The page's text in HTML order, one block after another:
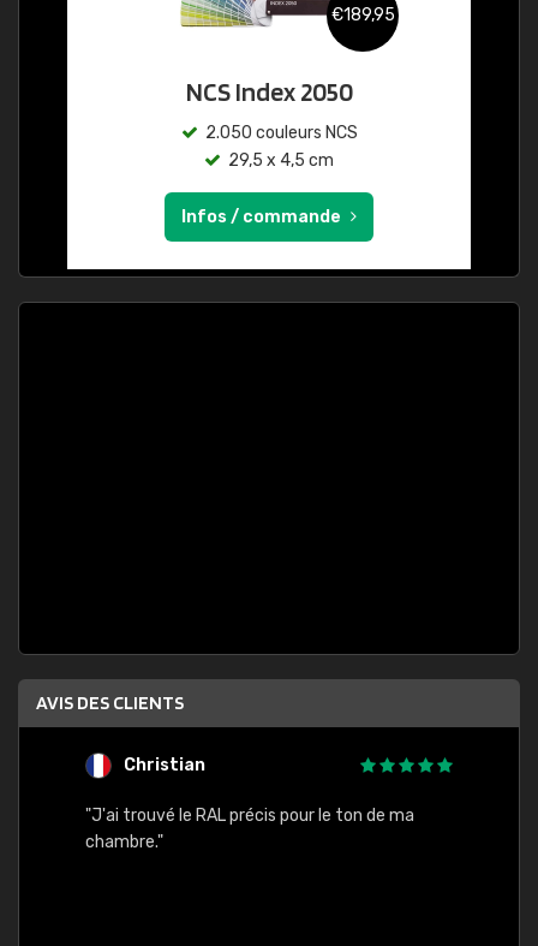
€189,95
NCS Index 2050
2.050 couleurs NCS
29,5 x 4,5 cm
Infos / commande
AVIS DES CLIENTS
Christian
"J'ai trouvé le RAL précis pour le ton de ma
chambre."